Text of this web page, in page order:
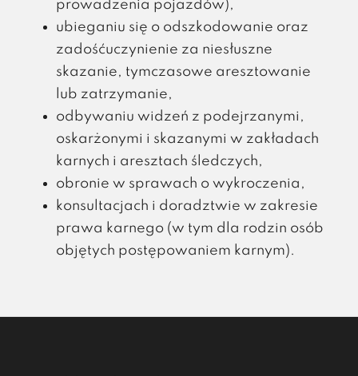
prowadzenia pojazdów),
ubieganiu się o odszkodowanie oraz
zadośćuczynienie za niesłuszne
skazanie, tymczasowe aresztowanie
lub zatrzymanie,
odbywaniu widzeń z podejrzanymi,
oskarżonymi i skazanymi w zakładach
karnych i aresztach śledczych,
obronie w sprawach o wykroczenia,
konsultacjach i doradztwie w zakresie
prawa karnego (w tym dla rodzin osób
objętych postępowaniem karnym).